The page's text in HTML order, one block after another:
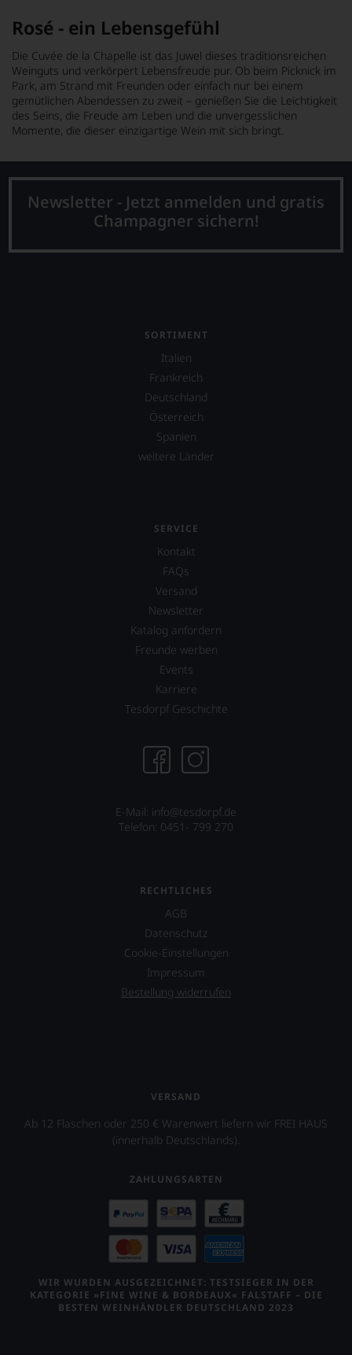
Rosé - ein Lebensgefühl
Die Cuvée de la Chapelle ist das Juwel dieses traditionsreichen
Weinguts und verkörpert Lebensfreude pur. Ob beim Picknick im
Park, am Strand mit Freunden oder einfach nur bei einem
gemütlichen Abendessen zu zweit – genießen Sie die Leichtigkeit
des Seins, die Freude am Leben und die unvergesslichen
Momente, die dieser einzigartige Wein mit sich bringt.
Newsletter - Jetzt anmelden und gratis
Champagner sichern!
SORTIMENT
Italien
Frankreich
Deutschland
Österreich
Spanien
weitere Länder
SERVICE
Kontakt
FAQs
Versand
Newsletter
Katalog anfordern
Freunde werben
Events
Karriere
Tesdorpf Geschichte
E-Mail: info@tesdorpf.de
Telefon: 0451- 799 270
RECHTLICHES
AGB
Datenschutz
Cookie-Einstellungen
Impressum
Bestellung widerrufen
VERSAND
Ab 12 Flaschen oder 250 € Warenwert liefern wir FREI HAUS
(innerhalb Deutschlands).
ZAHLUNGSARTEN
WIR WURDEN AUSGEZEICHNET: TESTSIEGER IN DER
KATEGORIE »FINE WINE & BORDEAUX« FALSTAFF – DIE
BESTEN WEINHÄNDLER DEUTSCHLAND 2023